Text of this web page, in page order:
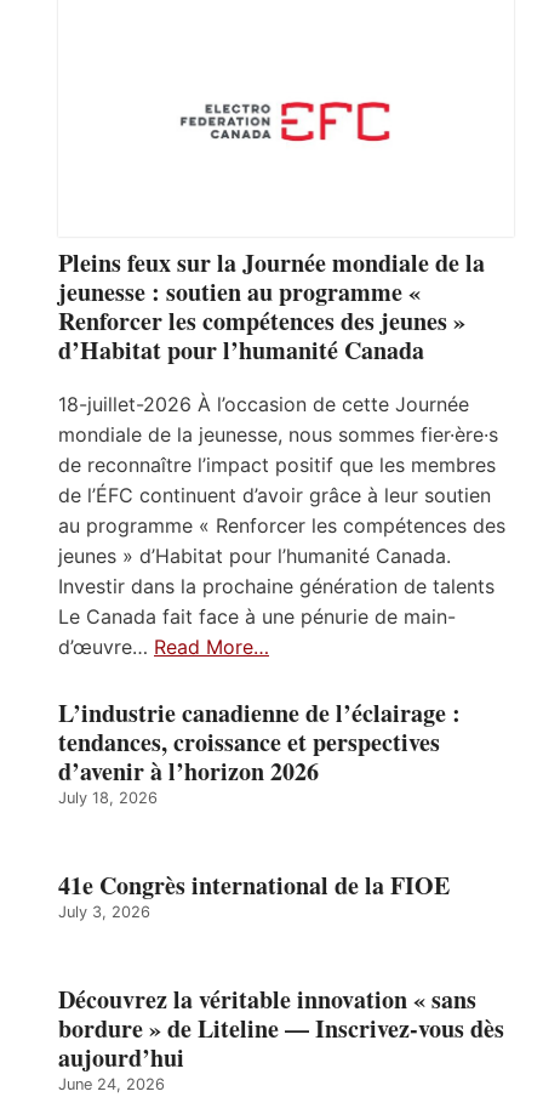
Pleins feux sur la Journée mondiale de la
jeunesse : soutien au programme «
Renforcer les compétences des jeunes »
d’Habitat pour l’humanité Canada
18-juillet-2026 À l’occasion de cette Journée
mondiale de la jeunesse, nous sommes fier·ère·s
de reconnaître l’impact positif que les membres
de l’ÉFC continuent d’avoir grâce à leur soutien
au programme « Renforcer les compétences des
jeunes » d’Habitat pour l’humanité Canada.
Investir dans la prochaine génération de talents
Le Canada fait face à une pénurie de main-
d’œuvre… Read More…
L’industrie canadienne de l’éclairage :
tendances, croissance et perspectives
d’avenir à l’horizon 2026
July 18, 2026
41e Congrès international de la FIOE
July 3, 2026
Découvrez la véritable innovation « sans
bordure » de Liteline — Inscrivez-vous dès
aujourd’hui
June 24, 2026